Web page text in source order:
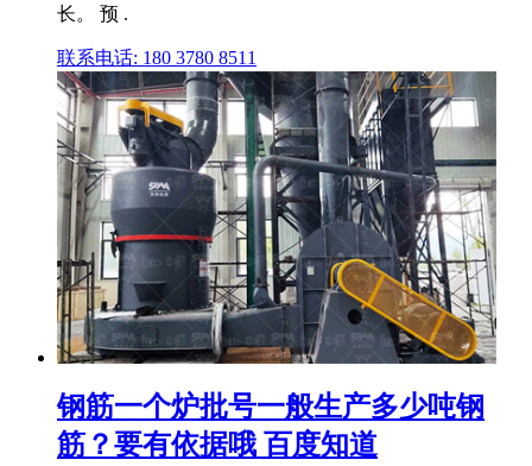
长。 预 .
联系电话: 180 3780 8511
钢筋一个炉批号一般生产多少吨钢
筋？要有依据哦 百度知道